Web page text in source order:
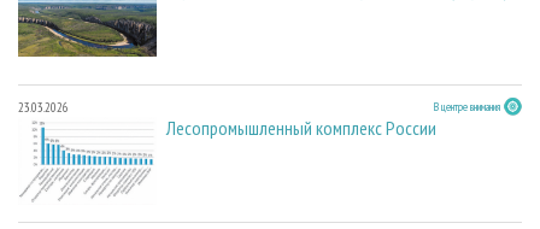
23.03.2026 В центре внимания
Лесопромышленный комплекс России